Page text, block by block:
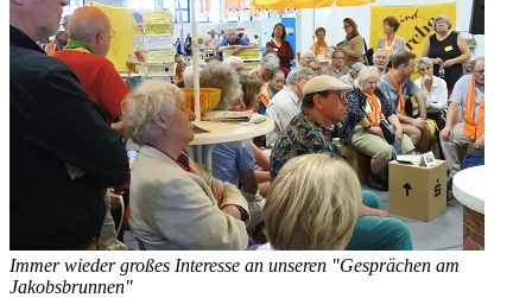
Immer wieder großes Interesse an unseren "Gesprächen am
Jakobsbrunnen"